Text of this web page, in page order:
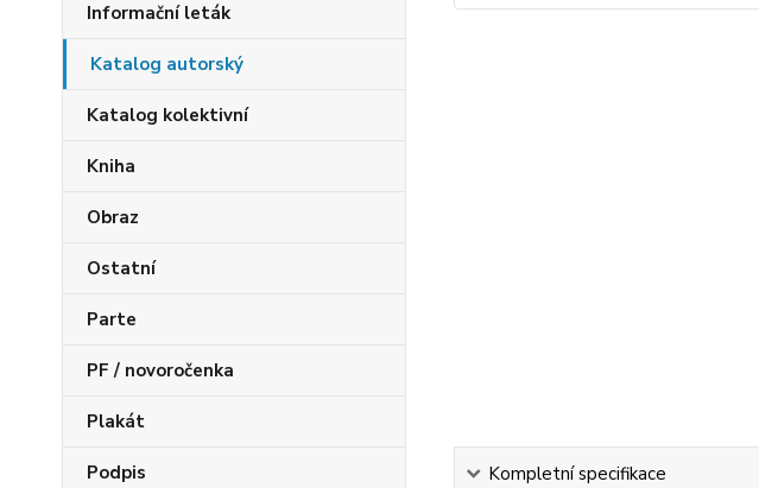
Informační leták
Katalog autorský
Katalog kolektivní
Kniha
Obraz
Ostatní
Parte
PF / novoročenka
Plakát
Podpis Kompletní specifikace